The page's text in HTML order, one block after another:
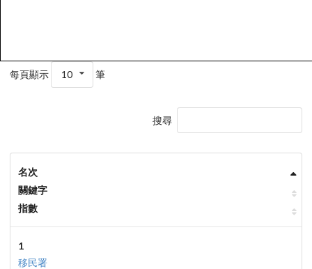
每頁顯示 10 筆
搜尋
名次
關鍵字
指數
1
移民署